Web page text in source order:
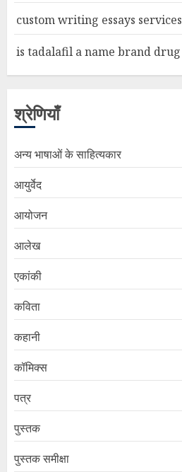
custom writing essays services
is tadalafil a name brand drug
श्रेणियाँ
अन्य भाषाओं के साहित्यकार
आयुर्वेद
आयोजन
आलेख
एकांकी
कविता
कहानी
कॉमिक्स
पत्र
पुस्तक
पुस्तक समीक्षा